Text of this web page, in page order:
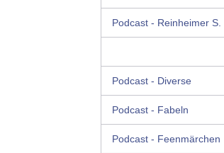
Podcast - Reinheimer S.
Podcast - Diverse
Podcast - Fabeln
Podcast - Feenmärchen